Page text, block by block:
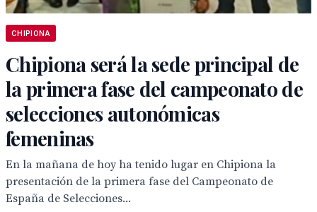
CHIPIONA
Chipiona será la sede principal de
la primera fase del campeonato de
selecciones autonómicas
femeninas
En la mañana de hoy ha tenido lugar en Chipiona la
presentación de la primera fase del Campeonato de
España de Selecciones...